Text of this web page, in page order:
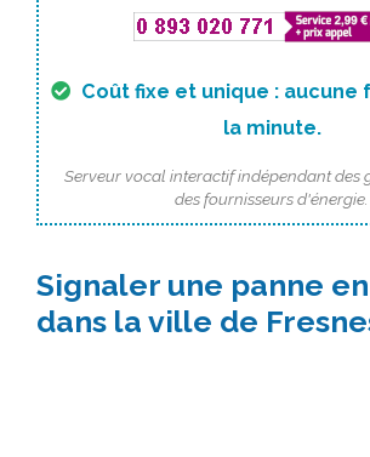
Coût fixe et unique : aucune
la minute.
Serveur vocal interactif indépendant des
des fournisseurs d'énergie.
Signaler une panne
dans la ville de